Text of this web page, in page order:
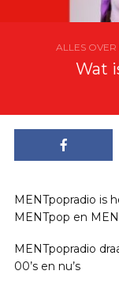
ALLES
Wat
MENTpopradio is
MENTpop en
MENTpopradio
00’s en nu’s